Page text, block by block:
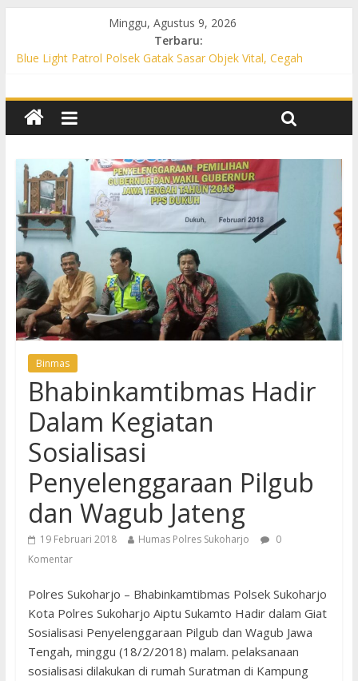
Minggu, Agustus 9, 2026
Terbaru:
Blue Light Patrol Polsek Gatak Sasar Objek Vital, Cegah
Permukiman, Antisipasi 3C dan Gangguan Kamtibmas
Patroli KRYD Polsek Baki Sisir Titik Rawan, Cegah 3C hingga
Patroli Blue Light Polsek Nguter Sasar Perbankan hingga
Permukiman, Antisipasi 3C dan Gangguan Kamtibmas
Blue Light Patrol Polsek Tawangsari Sisir Belasan Desa, Cegah
Kejahatan 3C dan Gangguan Kamtibmas
Binmas
Bhabinkamtibmas Hadir
Dalam Kegiatan
Sosialisasi
Penyelenggaraan Pilgub
dan Wagub Jateng
19 Februari 2018 Humas Polres Sukoharjo
0
Komentar
Polres Sukoharjo – Bhabinkamtibmas Polsek Sukoharjo
Kota Polres Sukoharjo Aiptu Sukamto Hadir dalam Giat
Sosialisasi Penyelenggaraan Pilgub dan Wagub Jawa
Tengah, minggu (18/2/2018) malam. pelaksanaan
sosialisasi dilakukan di rumah Suratman di Kampung